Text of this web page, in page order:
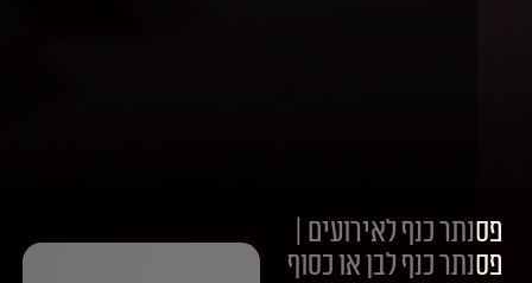
כנף לאירועים |
כנף לבן או כסוף